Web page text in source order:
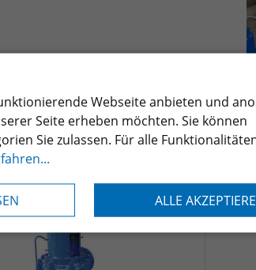
Pumpen
Webseite anbieten und
Seite erheben möchten. Sie können
Sie zulassen. Für alle
ALLE